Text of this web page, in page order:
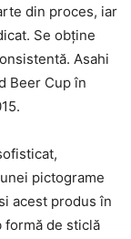
din proces, iar
Se obține
Asahi
Beer Cup în
pictograme
acest produs în
formă de sticlă